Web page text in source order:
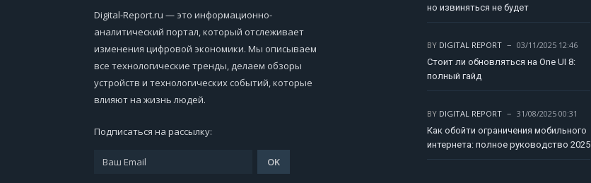
Digital-Report.ru — это информационно-
аналитический портал, который отслеживает
изменения цифровой экономики. Мы описываем
все технологические тренды, делаем обзоры
устройств и технологических событий, которые
влияют на жизнь людей.
Подписаться на рассылку:
но извиняться не будет
BY DIGITAL REPORT
03/11/2025 12:46
Стоит ли обновляться на One UI 8:
полный гайд
BY DIGITAL REPORT
31/08/2025 00:31
Как обойти ограничения мобильного
интернета: полное руководство 2025